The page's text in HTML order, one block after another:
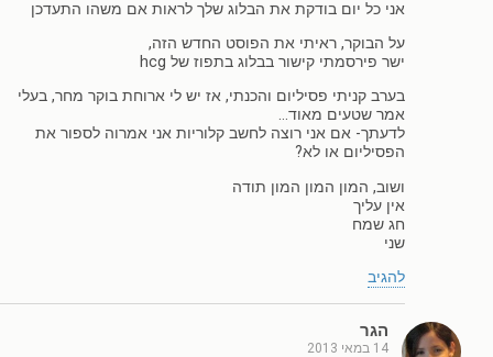
אני כל יום בודקת את הבלוג שלך לראות אם משהו התעדכן
על הבוקר, ראיתי את הפוסט החדש הזה,
ישר פירסמתי קישור בבלוג בתפוז של hcg
בערב קניתי פסיליום והכנתי, אז יש לי ארוחת בוקר מחר, בעלי
אמר שטעים מאוד…
לדעתך- אם אני רוצה לחשב קלוריות אני אמרוה לספור את
הפסיליום או לא?
ושוב, המון המון המון תודה
אין עליך
חג שמח
שני
להגיב
הגר
14 במאי 2013